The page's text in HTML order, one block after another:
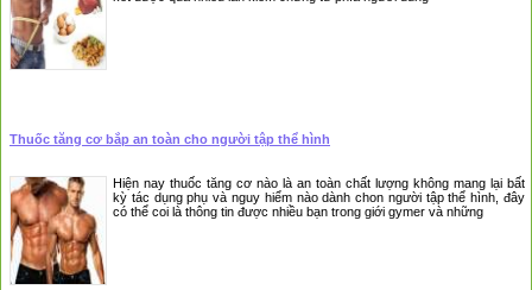
Thuốc tăng cơ bắp an toàn cho người tập thể hình
Hiện nay thuốc tăng cơ nào là an toàn chất lượng không mang lại bất
kỳ tác dụng phụ và nguy hiểm nào dành chon người tập thể hình, đây
có thể coi là thông tin được nhiều bạn trong giới gymer và những